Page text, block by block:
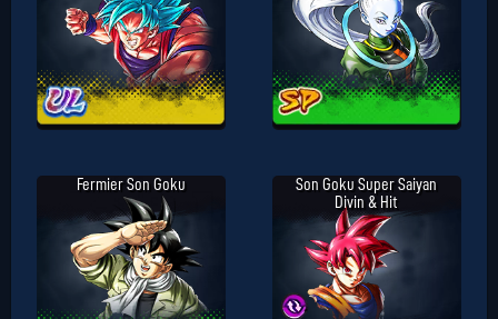
Fermier Son Goku
Son Goku Super Saiyan
Divin & Hit